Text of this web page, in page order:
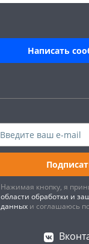
Написать
Нажимая кнопку, я
области обработки и
данных и соглашаюсь